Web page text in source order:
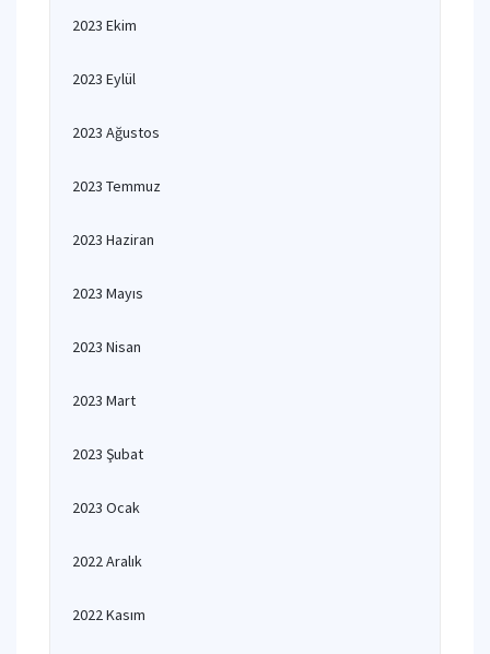
2023 Ekim
2023 Eylül
2023 Ağustos
2023 Temmuz
2023 Haziran
2023 Mayıs
2023 Nisan
2023 Mart
2023 Şubat
2023 Ocak
2022 Aralık
2022 Kasım